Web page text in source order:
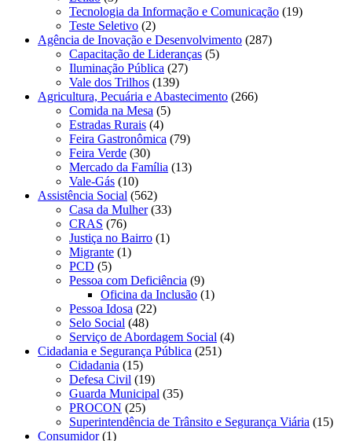
Tecnologia da Informação e Comunicação (19)
Teste Seletivo (2)
Agência de Inovação e Desenvolvimento (287)
Capacitação de Lideranças (5)
Iluminação Pública (27)
Vale dos Trilhos (139)
Agricultura, Pecuária e Abastecimento (266)
Comida na Mesa (5)
Estradas Rurais (4)
Feira Gastronômica (79)
Feira Verde (30)
Mercado da Família (13)
Vale-Gás (10)
Assistência Social (562)
Casa da Mulher(33)
CRAS (76)
Justiça no Bairro (1)
Migrante (1)
PCD (5)
Pessoa com Deficiência (9)
Oficina da Inclusão (1)
Pessoa Idosa (22)
Selo Social (48)
Serviço de Abordagem Social (4)
Cidadania e Segurança Pública (251)
Cidadania (15)
Defesa Civil (19)
Guarda Municipal (35)
PROCON (25)
Superintendência de Trânsito e Segurança Viária (15)
Consumidor(1)